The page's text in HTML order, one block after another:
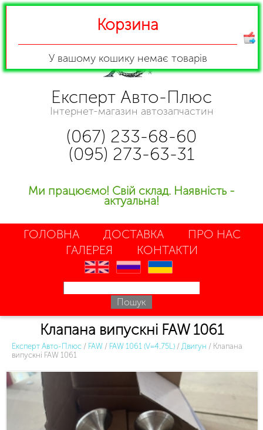
Експерт Авто-Плюс
Інтернет-магазин автозапчастин
(067) 233-68-60
(095) 273-63-31
Ми працюємо! Свій склад. Наявність -
актуальна!
ГОЛОВНА ДОСТАВКА
ПРО НАС
ГАЛЕРЕЯ
КОНТАКТИ
en ru uk
Клапана випускні FAW 1061
Експерт Авто-Плюс / FAW / FAW 1061 (V=4.75L) / Двигун / Клапана
випускні FAW 1061
Корзина
У вашому кошику немає товарів